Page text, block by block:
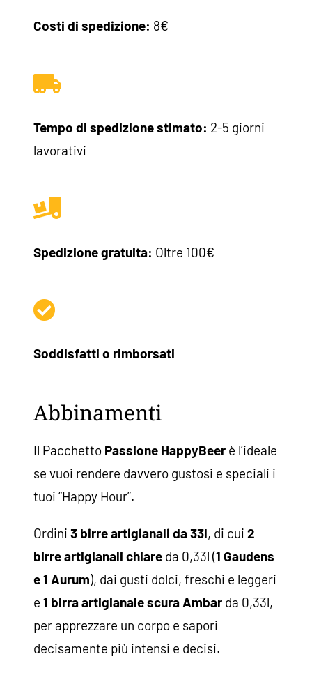
Costi di spedizione: 8€
Tempo di spedizione stimato: 2-5 giorni
lavorativi
Spedizione gratuita: Oltre 100€
Soddisfatti o rimborsati
Abbinamenti
Il Pacchetto Passione HappyBeer è l’ideale
se vuoi rendere davvero gustosi e speciali i
tuoi “Happy Hour”.
Ordini3 birre artigianali da 33l, di cui2
birre artigianali chiare da 0,33l (1 Gaudens
e 1 Aurum), dai gusti dolci, freschi e leggeri
e1 birra artigianale scura Ambar da 0,33l,
per apprezzare un corpo e sapori
decisamente più intensi e decisi.